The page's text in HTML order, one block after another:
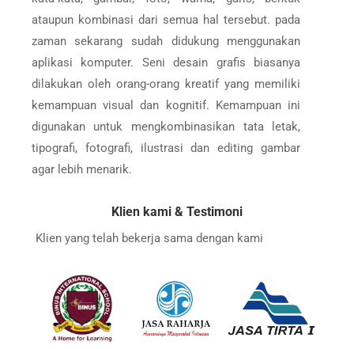
ataupun kombinasi dari semua hal tersebut. pada
zaman sekarang sudah didukung menggunakan
aplikasi komputer. Seni desain grafis biasanya
dilakukan oleh orang-orang kreatif yang memiliki
kemampuan visual dan kognitif. Kemampuan ini
digunakan untuk mengkombinasikan tata letak,
tipografi, fotografi, ilustrasi dan editing gambar
agar lebih menarik.
Klien kami & Testimoni
Klien yang telah bekerja sama dengan kami